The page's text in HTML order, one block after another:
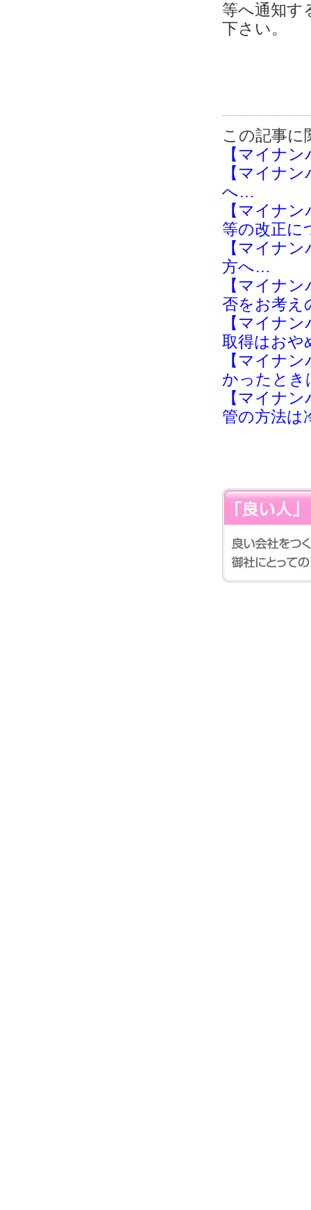
等へ通知す
下さい。
この記事に
【マイナ
【マイナ
へ…
【マイナ
等の改正に
【マイナ
方へ…
【マイナ
否をお考
【マイナ
取得はおや
【マイナ
かったとき
【マイナ
管の方法は